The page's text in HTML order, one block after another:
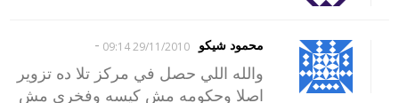
محمود شيكو 29/11/2010 09:14
-
والله اللي حصل في مركز تلا ده تزوير
اصلا وحكومه مش كيسه وفخري مش